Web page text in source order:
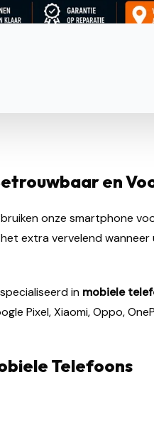
en
onze smartphone
extra vervelend
in mobiele
Pixel, Xiaomi, Oppo,
Telefoons